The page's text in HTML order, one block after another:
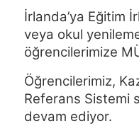
İrlanda’ya Eğitim
veya okul
öğrencilerimize
Öğrencilerimiz,
Referans Sistemi
devam ediyor.